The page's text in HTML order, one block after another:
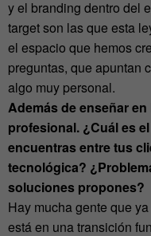
y el branding dentro del
target son las que esta
el espacio que hemos
preguntas, que apuntan
algo muy personal.
Además de enseñar
profesional. ¿Cuál es
encuentras entre tus
tecnológica?
soluciones propones?
Hay mucha gente que
está en una transición